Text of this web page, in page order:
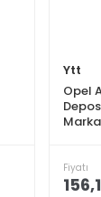
Ytt
Opel
Marka
Fiyatı